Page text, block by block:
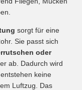
sorgt für eine
Sie passt sich
oder
ab. Dadurch wird
keine
Luftzug. Das